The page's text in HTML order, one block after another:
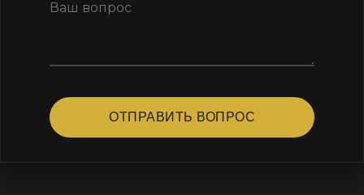
ОТПРАВИТЬ ВОПРОС